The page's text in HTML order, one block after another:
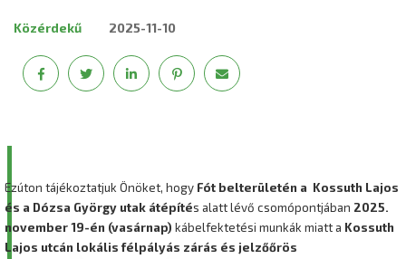
Közérdekű 2025-11-10
Ezúton tájékoztatjuk Önöket, hogy Fót belterületén a Kossuth Lajos
és a Dózsa György utak átépítés alatt lévő csomópontjában 2025.
november 19-én (vasárnap) kábelfektetési munkák miatt a Kossuth
Lajos utcán lokális félpályás zárás és jelzőőrös